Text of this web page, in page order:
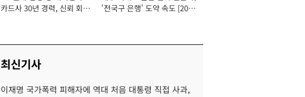
카드사 30년 경력, 신뢰 회복
'전국구 은행' 도약 속도 [2026
최신기사
이재명 국가폭력 피해자에 역대 처음 대통령 직접 사과,